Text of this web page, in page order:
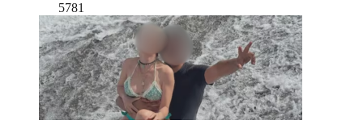
5781